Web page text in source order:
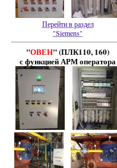
Перейти в раздел
"Siemens"
"ОВЕН" (ПЛК110, 160)
с функцией АРМ оператора